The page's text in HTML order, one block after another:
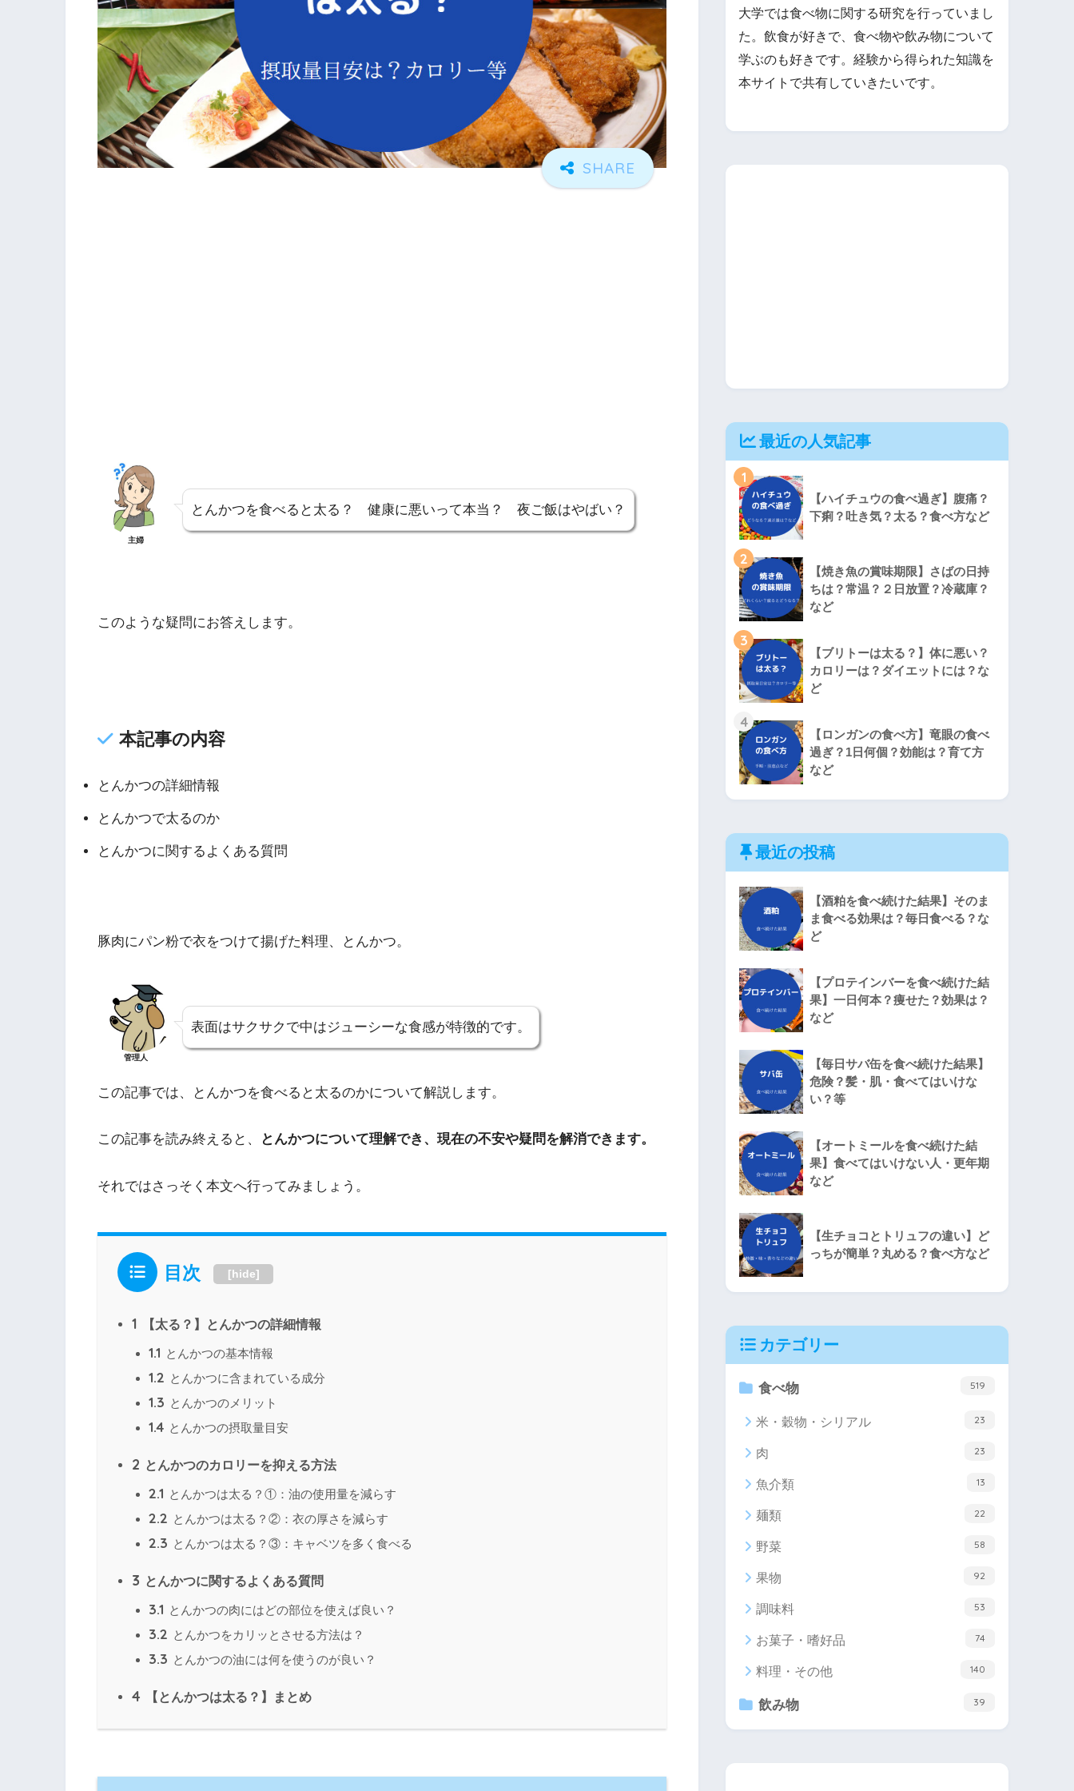
主婦
とんかつを食べると太る？ 健康に悪いって本当？ 夜ご飯はやばい？
このような疑問にお答えします。
本記事の内容
とんかつの詳細情報
とんかつで太るのか
とんかつに関するよくある質問
豚肉にパン粉で衣をつけて揚げた料理、とんかつ。
管理人
表面はサクサクで中はジューシーな食感が特徴的です。
この記事では、とんかつを食べると太るのかについて解説します。
この記事を読み終えると、 とんかつについて理解でき、現在の不安や疑問を解消できます。
それではさっそく本文へ行ってみましょう。
目次 [hide]
1 【太る？】とんかつの詳細情報
1.1 とんかつの基本情報
1.2 とんかつに含まれている成分
1.3 とんかつのメリット
1.4 とんかつの摂取量目安
2 とんかつのカロリーを抑える方法
2.1 とんかつは太る？①：油の使用量を減らす
2.2 とんかつは太る？②：衣の厚さを減らす
2.3 とんかつは太る？③：キャベツを多く食べる
3 とんかつに関するよくある質問
3.1 とんかつの肉にはどの部位を使えば良い？
3.2 とんかつをカリッとさせる方法は？
3.3 とんかつの油には何を使うのが良い？
4 【とんかつは太る？】まとめ
大学では食べ物に関する研究を行っていまし
た。飲食が好きで、食べ物や飲み物について
学ぶのも好きです。経験から得られた知識を
本サイトで共有していきたいです。
最近の人気記事
1
【ハイチュウの食べ過ぎ】腹痛？
下痢？吐き気？太る？食べ方など
2
【焼き魚の賞味期限】さばの日持
ちは？常温？２日放置？冷蔵庫？
など
3
【ブリトーは太る？】体に悪い？
カロリーは？ダイエットには？な
ど
4
【ロンガンの食べ方】竜眼の食べ
過ぎ？1日何個？効能は？育て方
など
最近の投稿
【酒粕を食べ続けた結果】そのま
ま食べる効果は？毎日食べる？な
ど
【プロテインバーを食べ続けた結
果】一日何本？痩せた？効果は？
など
【毎日サバ缶を食べ続けた結果】
危険？髪・肌・食べてはいけな
い？等
【オートミールを食べ続けた結
果】食べてはいけない人・更年期
など
【生チョコとトリュフの違い】ど
っちが簡単？丸める？食べ方など
カテゴリー
食べ物 519
米・穀物・シリアル 23
肉 23
魚介類 13
麺類 22
野菜 58
果物 92
調味料 53
お菓子・嗜好品 74
料理・その他 140
飲み物 39